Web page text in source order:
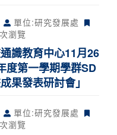
單位:研究發展處
瀏覽
識教育中心11月26
度第一學期學群SD
果發表研討會」
單位:研究發展處
瀏覽